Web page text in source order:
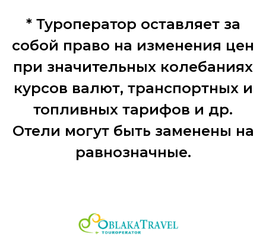
* Туроператор оставляет за
собой право на изменения цен
при значительных колебаниях
курсов валют, транспортных и
топливных тарифов и др.
Отели могут быть заменены на
равнозначные.